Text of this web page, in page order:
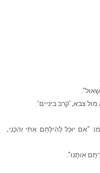
צבא, 'קרב ביניים':
"אִם יוּכַל לְהִילָּחֵם אִתִּי וְהִכָּנִי,
אֹותָנוּ".